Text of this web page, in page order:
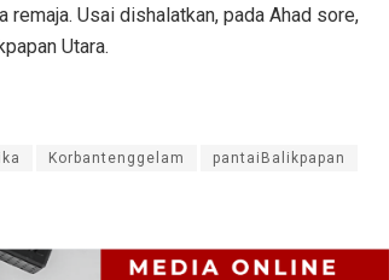
Usai dishalatkan, pada Ahad sore,
Utara.
Korbantenggelam pantaiBalikpapan